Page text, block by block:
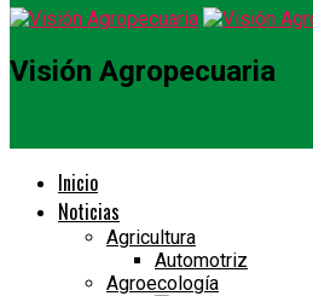
Visión Agropecuaria
Inicio
Noticias
Agricultura
Automotriz
Agroecología